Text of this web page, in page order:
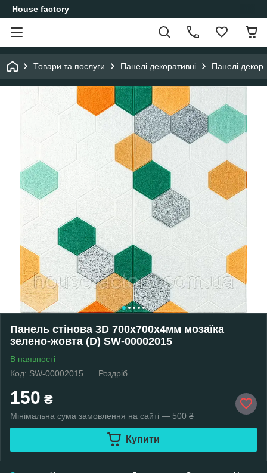
House factory
Товари та послуги Панелі декоративні Панелі декор
Панель стінова 3D 700х700х4мм мозаїка
зелено-жовта (D) SW-00002015
В наявності
Код: SW-00002015
Роздріб
150 ₴
Мінімальна сума замовлення на сайті — 500 ₴
Купити